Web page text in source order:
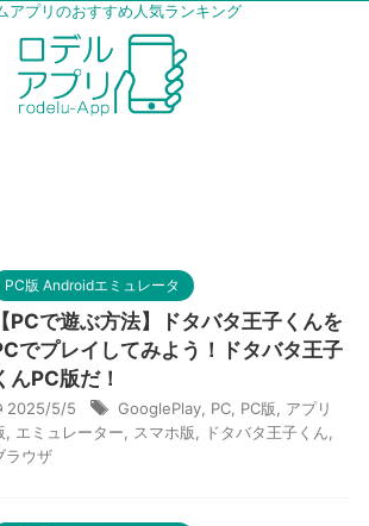
アプリのおすすめ人気ランキング
PC版 Androidエミュレータ
【PCで遊ぶ方法】ドタバタ王子くんを
でプレイしてみよう！ドタバタ王子
んPC版だ！
2025/5/5 GooglePlay PC PC版
アプリ
エミュレーター スマホ版 ドタバタ王子くん
ラウザ